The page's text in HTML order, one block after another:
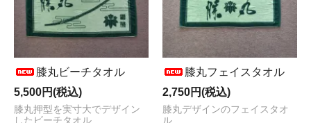
膝丸ビーチタオル
5,500円(税込)
膝丸押型を実寸大でデザイン
したビーチタオル
膝丸フェイスタオル
2,750円(税込)
膝丸デザインのフェイスタオ
ル